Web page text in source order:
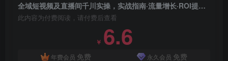
全域短视频及直播间千川实操，实战指南·流量增长·ROI提升（更新）
此内容为付费阅读，请付费后查看
￥ 6.6
年费会员 免费 永久会员 免费